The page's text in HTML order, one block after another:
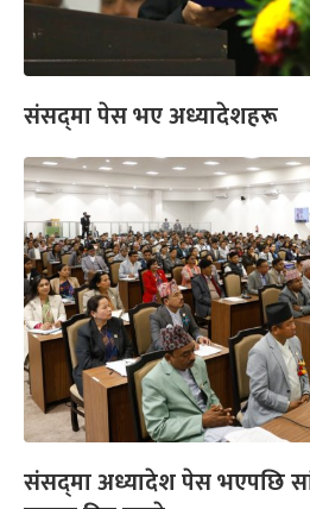
संसद्‌मा पेस भए अध्यादेशहरू
संसद्‍मा अध्यादेश पेस भएपछि